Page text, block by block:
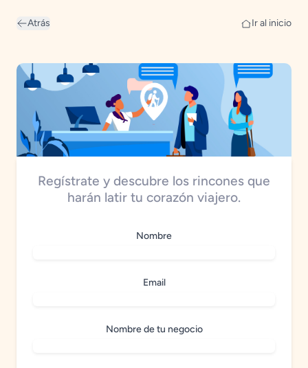
Atrás Ir al inicio
Regístrate y descubre los rincones que
harán latir tu corazón viajero.
Nombre
Email
Nombre de tu negocio